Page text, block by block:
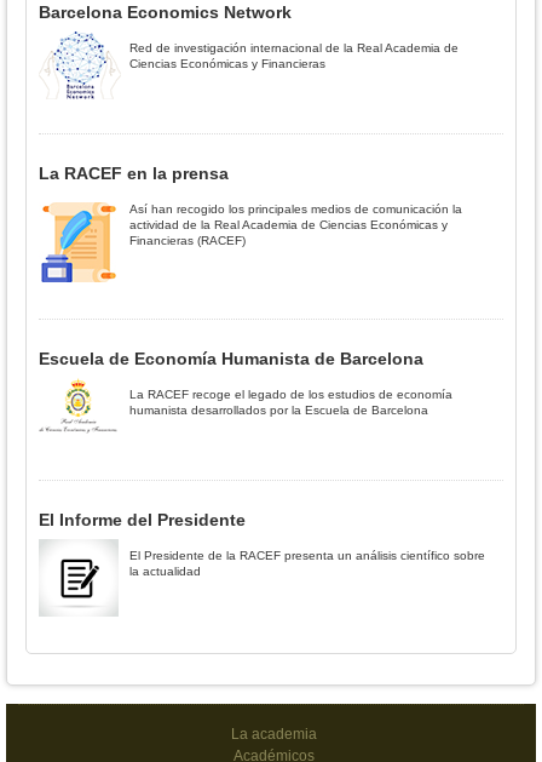
Barcelona Economics Network
Red de investigación internacional de la Real Academia de
Ciencias Económicas y Financieras
La RACEF en la prensa
Así han recogido los principales medios de comunicación la
actividad de la Real Academia de Ciencias Económicas y
Financieras (RACEF)
Escuela de Economía Humanista de Barcelona
La RACEF recoge el legado de los estudios de economía
humanista desarrollados por la Escuela de Barcelona
El Informe del Presidente
El Presidente de la RACEF presenta un análisis científico sobre
la actualidad
La academia
Académicos